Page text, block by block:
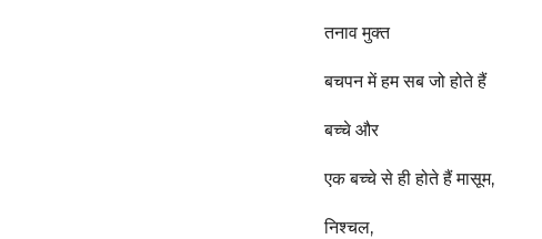
तनाव मुक्त
बचपन में हम सब जो होते हैं
बच्चे और
एक बच्चे से ही होते हैं मासूम,
निश्चल,